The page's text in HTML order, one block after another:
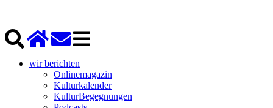
wir berichten
Onlinemagazin
Kulturkalender
KulturBegegnungen